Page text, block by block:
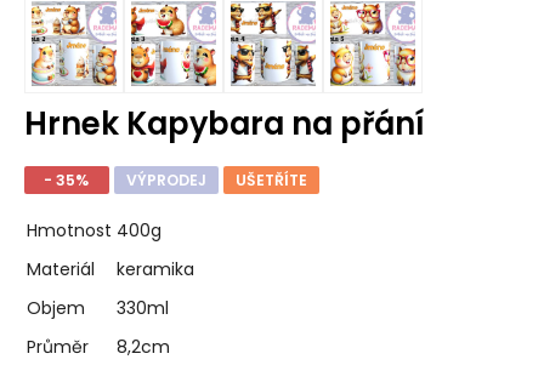
Hrnek Kapybara na přání
- 35% VÝPRODEJ UŠETŘÍTE
Hmotnost 400g
Materiál
keramika
Objem
330ml
Průměr
8,2cm